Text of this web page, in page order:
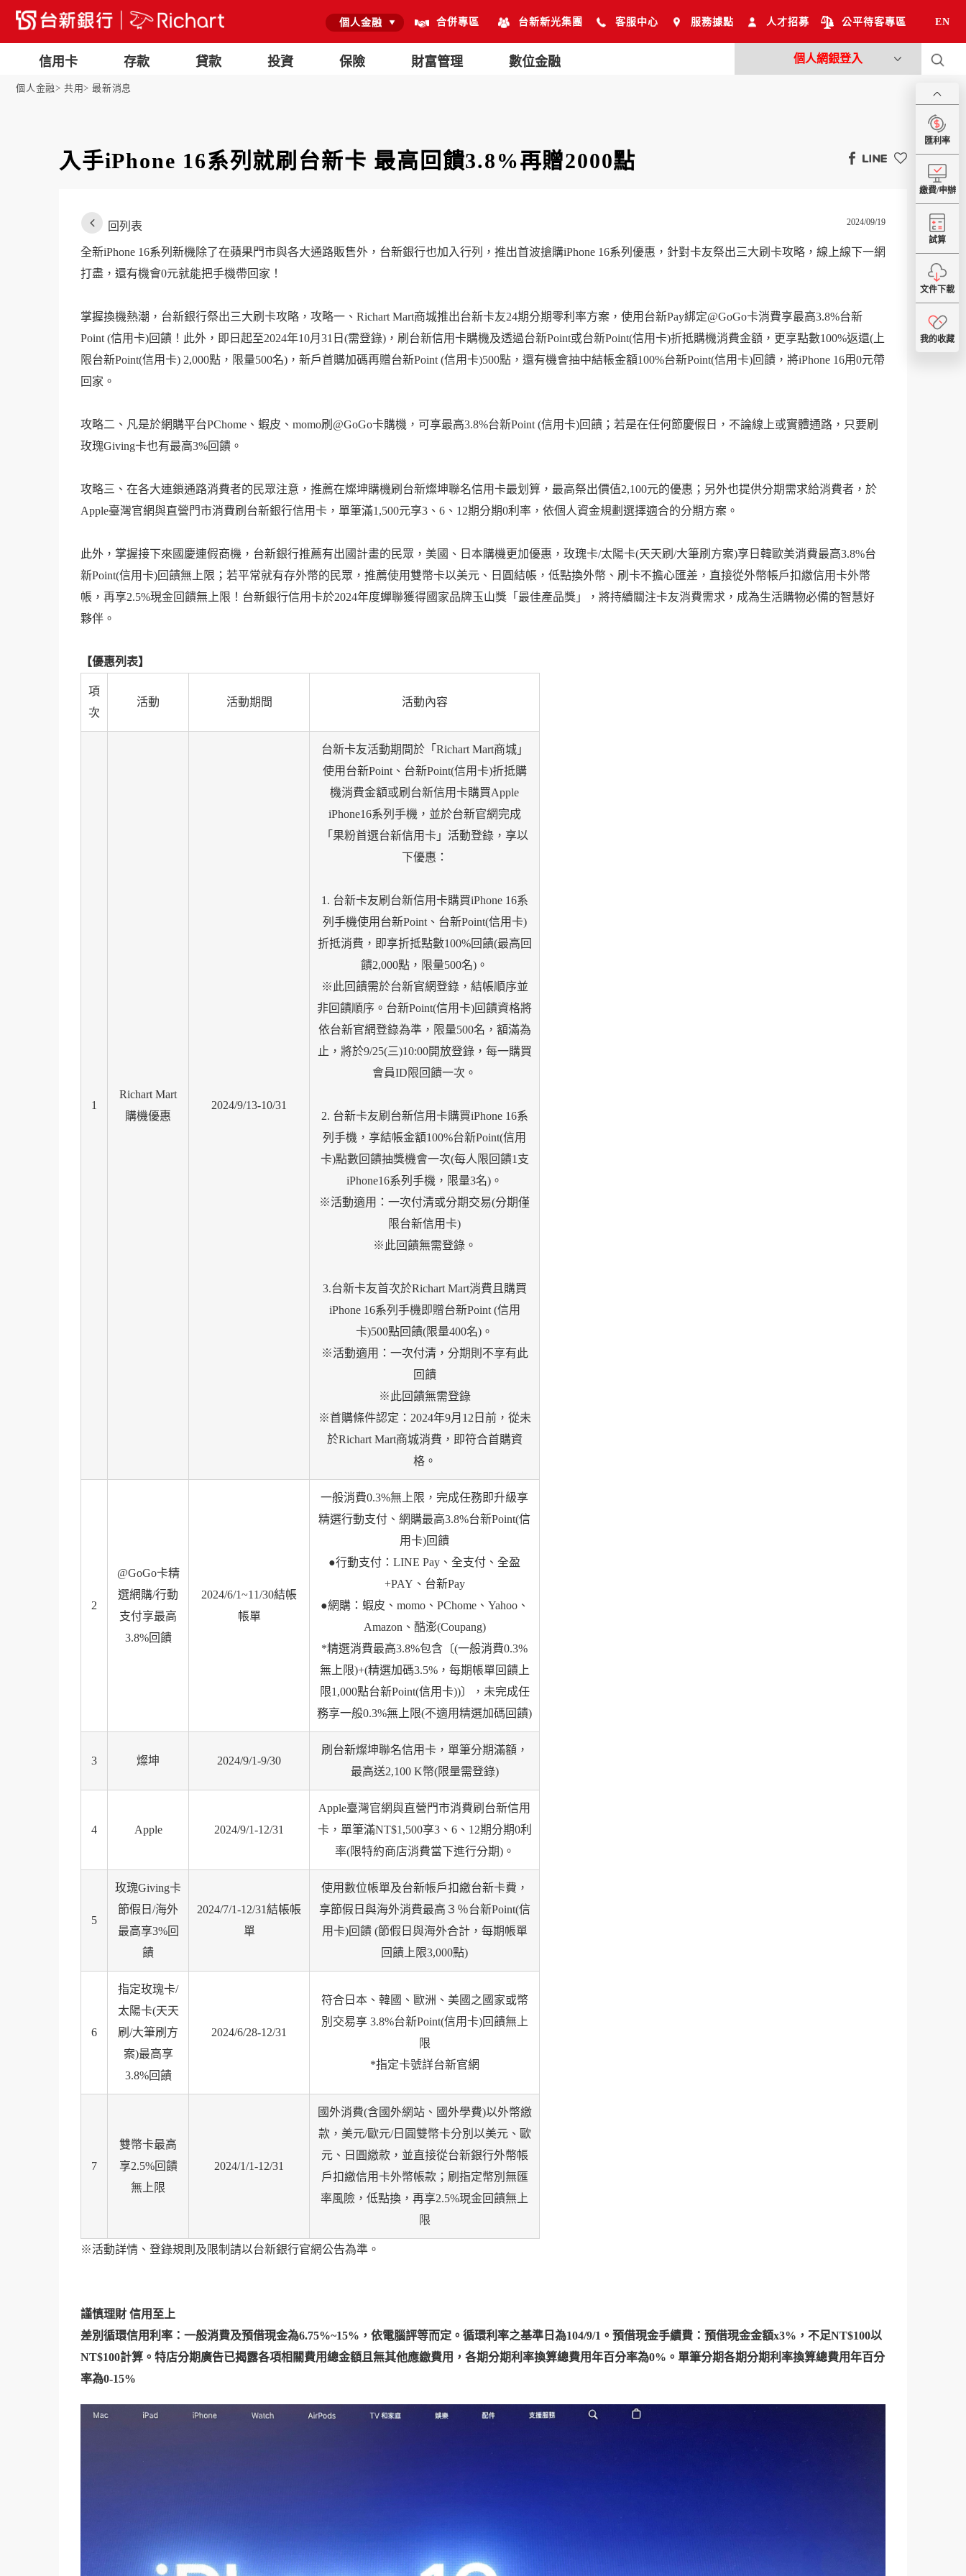
信用卡 存款 貸款 投資 保險 財富管理 數位金融 個人網銀登入
匯利率
繳費/申辦
試算
文件下載
我的收藏
個人金融 合併專區 台新新光集團 客服中心 服務據點 人才招募 公平待客專區 EN
個人金融 共用 最新消息
入手iPhone 16系列就刷台新卡 最高回饋3.8%再贈2000點
回列表 2024/09/19
全新iPhone 16系列新機除了在蘋果門市與各大通路販售外，台新銀行也加入行列，推出首波搶購iPhone 16系列優惠，針對卡友祭出三大刷卡攻略，線上線下一網
打盡，還有機會0元就能把手機帶回家！
掌握換機熱潮，台新銀行祭出三大刷卡攻略，攻略一、Richart Mart商城推出台新卡友24期分期零利率方案，使用台新Pay綁定@GoGo卡消費享最高3.8%台新
Point (信用卡)回饋！此外，即日起至2024年10月31日(需登錄)，刷台新信用卡購機及透過台新Point或台新Point(信用卡)折抵購機消費金額，更享點數100%返還(上
限台新Point(信用卡) 2,000點，限量500名)，新戶首購加碼再贈台新Point (信用卡)500點，還有機會抽中結帳金額100%台新Point(信用卡)回饋，將iPhone 16用0元帶
回家。
攻略二、凡是於網購平台PChome、蝦皮、momo刷@GoGo卡購機，可享最高3.8%台新Point (信用卡)回饋；若是在任何節慶假日，不論線上或實體通路，只要刷
玫瑰Giving卡也有最高3%回饋。
攻略三、在各大連鎖通路消費者的民眾注意，推薦在燦坤購機刷台新燦坤聯名信用卡最划算，最高祭出價值2,100元的優惠；另外也提供分期需求給消費者，於
Apple臺灣官網與直營門市消費刷台新銀行信用卡，單筆滿1,500元享3、6、12期分期0利率，依個人資金規劃選擇適合的分期方案。
此外，掌握接下來國慶連假商機，台新銀行推薦有出國計畫的民眾，美國、日本購機更加優惠，玫瑰卡/太陽卡(天天刷/大筆刷方案)享日韓歐美消費最高3.8%台
新Point(信用卡)回饋無上限；若平常就有存外幣的民眾，推薦使用雙幣卡以美元、日圓結帳，低點換外幣、刷卡不擔心匯差，直接從外幣帳戶扣繳信用卡外幣
帳，再享2.5%現金回饋無上限！台新銀行信用卡於2024年度蟬聯獲得國家品牌玉山獎「最佳產品獎」，將持續關注卡友消費需求，成為生活購物必備的智慧好
夥伴。
【優惠列表】
項
次
活動 活動期間 活動內容
1
Richart Mart
購機優惠
2024/9/13-10/31
台新卡友活動期間於「Richart Mart商城」
使用台新Point、台新Point(信用卡)折抵購
機消費金額或刷台新信用卡購買Apple
iPhone16系列手機，並於台新官網完成
「果粉首選台新信用卡」活動登錄，享以
下優惠：
1. 台新卡友刷台新信用卡購買iPhone 16系
列手機使用台新Point、台新Point(信用卡)
折抵消費，即享折抵點數100%回饋(最高回
饋2,000點，限量500名)。
※此回饋需於台新官網登錄，結帳順序並
非回饋順序。台新Point(信用卡)回饋資格將
依台新官網登錄為準，限量500名，額滿為
止，將於9/25(三)10:00開放登錄，每一購買
會員ID限回饋一次。
2. 台新卡友刷台新信用卡購買iPhone 16系
列手機，享結帳金額100%台新Point(信用
卡)點數回饋抽獎機會一次(每人限回饋1支
iPhone16系列手機，限量3名)。
※活動適用：一次付清或分期交易(分期僅
限台新信用卡)
※此回饋無需登錄。
3.台新卡友首次於Richart Mart消費且購買
iPhone 16系列手機即贈台新Point (信用
卡)500點回饋(限量400名)。
※活動適用：一次付清，分期則不享有此
回饋
※此回饋無需登錄
※首購條件認定：2024年9月12日前，從未
於Richart Mart商城消費，即符合首購資
格。
2
@GoGo卡精
選網購/行動
支付享最高
3.8%回饋
2024/6/1~11/30結帳
帳單
一般消費0.3%無上限，完成任務即升級享
精選行動支付、網購最高3.8%台新Point(信
用卡)回饋
●行動支付：LINE Pay、全支付、全盈
+PAY、台新Pay
●網購：蝦皮、momo、PChome、Yahoo、
Amazon、酷澎(Coupang)
*精選消費最高3.8%包含〔(一般消費0.3%
無上限)+(精選加碼3.5%，每期帳單回饋上
限1,000點台新Point(信用卡))〕，未完成任
務享一般0.3%無上限(不適用精選加碼回饋)
3 燦坤 2024/9/1-9/30
刷台新燦坤聯名信用卡，單筆分期滿額，
最高送2,100 K幣(限量需登錄)
4 Apple 2024/9/1-12/31
Apple臺灣官網與直營門市消費刷台新信用
卡，單筆滿NT$1,500享3、6、12期分期0利
率(限特約商店消費當下進行分期)。
5
玫瑰Giving卡
節假日/海外
最高享3%回
饋
2024/7/1-12/31結帳帳
單
使用數位帳單及台新帳戶扣繳台新卡費，
享節假日與海外消費最高３％台新Point(信
用卡)回饋 (節假日與海外合計，每期帳單
回饋上限3,000點)
6
指定玫瑰卡/
太陽卡(天天
刷/大筆刷方
案)最高享
3.8%回饋
2024/6/28-12/31
符合日本、韓國、歐洲、美國之國家或幣
別交易享 3.8%台新Point(信用卡)回饋無上
限
*指定卡號詳台新官網
7
雙幣卡最高
享2.5%回饋
無上限
2024/1/1-12/31
國外消費(含國外網站、國外學費)以外幣繳
款，美元/歐元/日圓雙幣卡分別以美元、歐
元、日圓繳款，並直接從台新銀行外幣帳
戶扣繳信用卡外幣帳款；刷指定幣別無匯
率風險，低點換，再享2.5%現金回饋無上
限
※活動詳情、登錄規則及限制請以台新銀行官網公告為準。
謹慎理財 信用至上
差別循環信用利率：一般消費及預借現金為6.75%~15%，依電腦評等而定。循環利率之基準日為104/9/1。預借現金手續費：預借現金金額x3%，不足NT$100以
NT$100計算。特店分期廣告已揭露各項相關費用總金額且無其他應繳費用，各期分期利率換算總費用年百分率為0%。單筆分期各期分期利率換算總費用年百分
率為0-15%